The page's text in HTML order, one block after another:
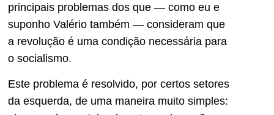
principais problemas dos que — como eu e
suponho Valério também — consideram que
a revolução é uma condição necessária para
o socialismo.
Este problema é resolvido, por certos setores
da esquerda, de uma maneira muito simples: